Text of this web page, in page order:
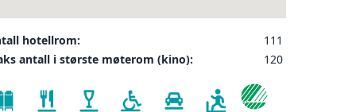
hotellrom:
111
antall i største møterom (kino):
120